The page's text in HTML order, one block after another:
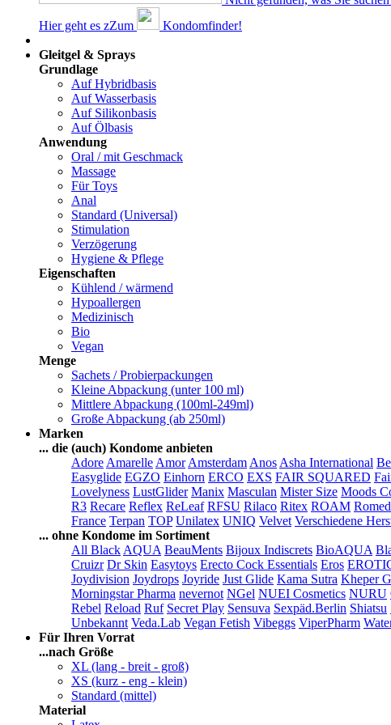
Hier geht es zZum
Kondomfinder!
Gleitgel & Sprays
Grundlage
Auf Hybridbasis
Auf Wasserbasis
Auf Silikonbasis
Auf Ölbasis
Anwendung
Oral / mit Geschmack
Massage
Für Toys
Anal
Standard (Universal)
Stimulation
Verzögerung
Hygiene & Pflege
Eigenschaften
Kühlend / wärmend
Hypoallergen
Medizinisch
Bio
Vegan
Menge
Sachets / Probierpackungen
Kleine Abpackung (unter 100 ml)
Mittlere Abpackung (100ml-249ml)
Große Abpackung (ab 250ml)
Marken
... die (auch) Kondome anbieten
Adore Amarelle Amor Amsterdam Anos Asha International
Easyglide EGZO Einhorn ERCO EXS FAIR SQUARED
Lovelyness LustGlider Manix Masculan Mister Size Moods
R3 Recare Reflex ReLeaf RFSU Rilaco Ritex ROAM Romed
France Terpan TOP Unilatex UNIQ Velvet Verschiedene
... ohne Kondome im Sortiment
All Black AQUA BeauMents Bijoux Indiscrets BioAQUA
Cruizr Dr Skin Easytoys Erecto Cock Essentials Eros
Joydivision Joydrops Joyride Just Glide Kama Sutra Kheper
Morningstar Pharma nevernot NGel NUEI Cosmetics NURU
Rebel Reload Ruf Secret Play Sensuva Sexpäd.Berlin Shiatsu
Unbekannt Veda.Lab Vegan Fetish Vibeggs ViperPharm
Für Ihren Vorrat
...nach Größe
XL (lang - breit - groß)
XS (kurz - eng - klein)
Standard (mittel)
Material